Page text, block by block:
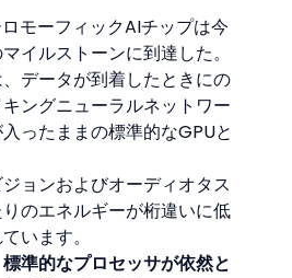
モーフィックAIチップは今
イルストーンに到達した。
データが到着したときにの
ングニューラルネットワー
ったままの標準的なGPUと
ョンおよびオーディオタス
のエネルギーが桁違いに低
います。
準的なプロセッサが依然と